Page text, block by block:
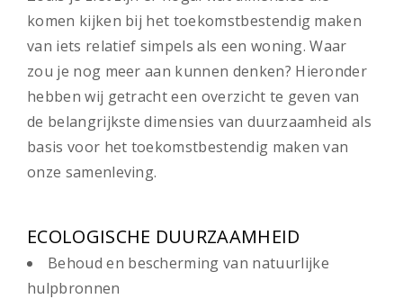
komen kijken bij het toekomstbestendig maken
van iets relatief simpels als een woning. Waar
zou je nog meer aan kunnen denken? Hieronder
hebben wij getracht een overzicht te geven van
de belangrijkste dimensies van duurzaamheid als
basis voor het toekomstbestendig maken van
onze samenleving.
ECOLOGISCHE DUURZAAMHEID
Behoud en bescherming van natuurlijke
hulpbronnen